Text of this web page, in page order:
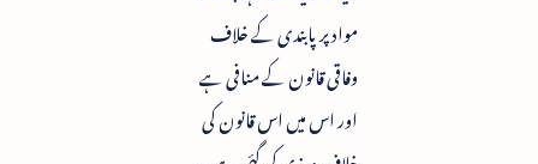
مواد پرپابندی کے خلاف
وفاقی قانون کے منافی ہے
اور اس میں اس قانون کی